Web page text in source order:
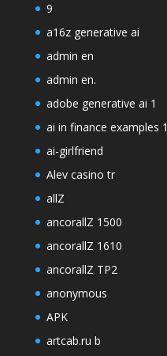
9
a16z generative ai
admin en
admin en.
adobe generative ai 1
ai in finance examples 1
ai-girlfriend
Alev casino tr
allZ
ancorallZ 1500
ancorallZ 1610
ancorallZ TP2
anonymous
APK
artcab.ru b